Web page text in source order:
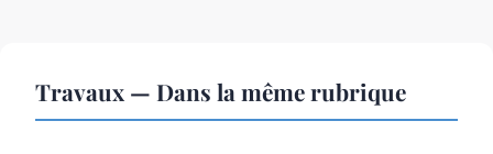
Travaux — Dans la même rubrique